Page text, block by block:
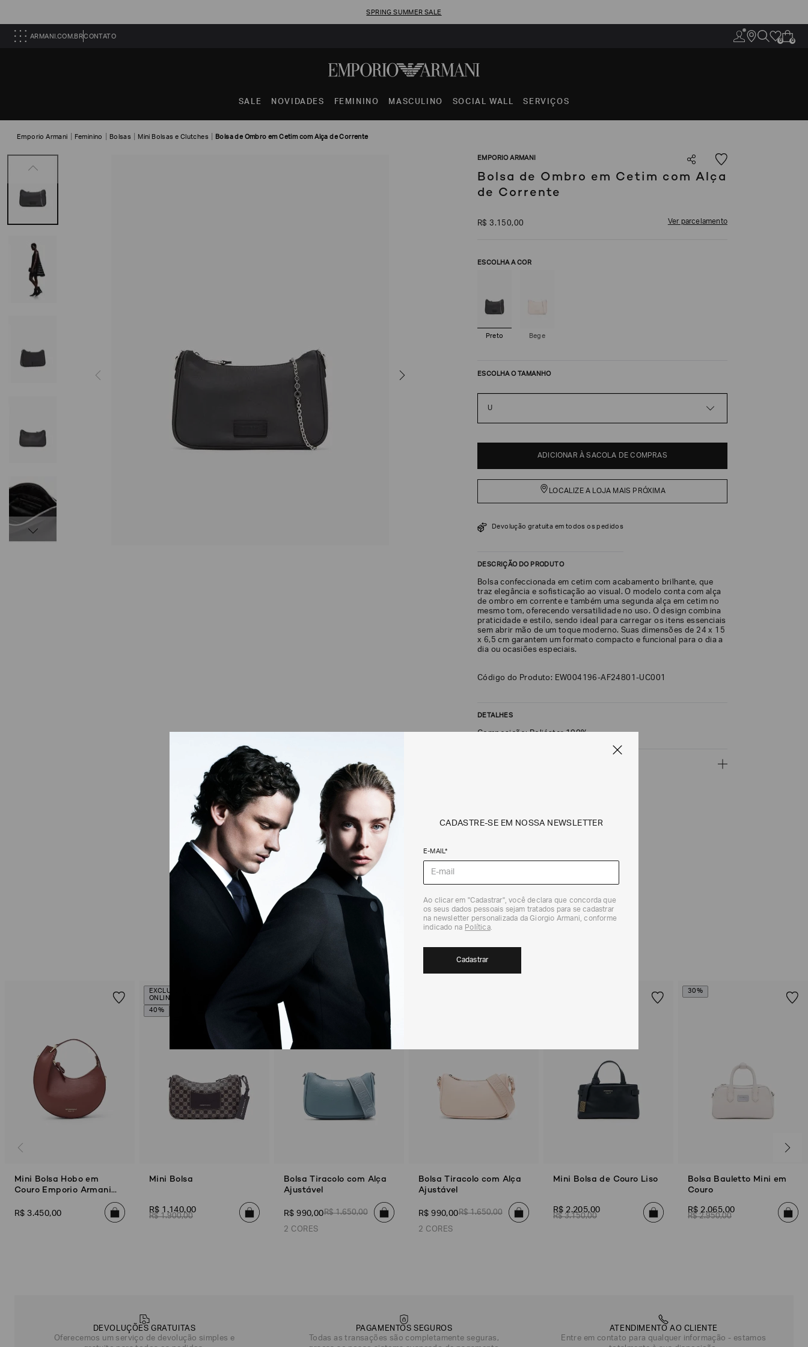
SPRING SUMMER SALE
ARMANI.COM.BRCONTATO
0 0
SALE NOVIDADES FEMININO MASCULINO SOCIAL WALL SERVIÇOS
Emporio Armani Feminino Bolsas Mini Bolsas e Clutches Bolsa de Ombro em Cetim com Alça de Corrente
EMPORIO ARMANI
Bolsa de Ombro em Cetim com Alça
de Corrente
R$ 3.150,00 Ver parcelamento
ESCOLHA A COR
Preto Bege
ESCOLHA O TAMANHO
U
ADICIONAR À SACOLA DE COMPRAS
LOCALIZE A LOJA MAIS PRÓXIMA
Devolução gratuita em todos os pedidos
DESCRIÇÃO DO PRODUTO
Bolsa confeccionada em cetim com acabamento brilhante, que
traz elegância e sofisticação ao visual. O modelo conta com alça
de ombro em corrente e também uma segunda alça em cetim no
mesmo tom, oferecendo versatilidade no uso. O design combina
praticidade e estilo, sendo ideal para carregar os itens essenciais
sem abrir mão de um toque moderno. Suas dimensões de 24 x 15
x 6,5 cm garantem um formato compacto e funcional para o dia a
dia ou ocasiões especiais.
Código do Produto: EW004196-AF24801-UC001
DETALHES
Composição: Poliéster 100%
DEVOLUÇÃO
Para a Devolução de produtos, o prazo é de até 7 (sete) dias corridos,
contados do recebimento dos Produtos. E a troca pode ser feita em até 30
(trinta) dias corridos, a partir do seu recebimento sem custos adicionais.
Política de Trocas e Devoluções
RECOMENDADOS
Mini Bolsa Hobo em
Couro Emporio Armani
R$ 3.450,00
EXCLUSIVIDADE
ONLINE
40%
Mini Bolsa
R$ 1 .140,00
R$ 1.900,00
40%
Bolsa Tiracolo com Alça
Ajustável
R$ 990,00R$ 1.650,00
2 CORES
Bolsa Tiracolo com Alça
Ajustável
R$ 990,00R$ 1.650,00
2 CORES
Mini Bolsa de Couro Liso
R$ 2.205,00
R$ 3.150,00
30%
Bolsa Bauletto Mini em
Couro
R$ 2.065,00
R$ 2.950,00
DEVOLUÇÕES GRATUITAS
Oferecemos um serviço de devolução simples e
PAGAMENTOS SEGUROS
Todas as transações são completamente seguras,
ATENDIMENTO AO CLIENTE
Entre em contato para qualquer informação - estamos
CADASTRE-SE EM NOSSA NEWSLETTER
E-MAIL*
Ao clicar em "Cadastrar", você declara que concorda que
os seus dados pessoais sejam tratados para se cadastrar
na newsletter personalizada da Giorgio Armani, conforme
indicado na Política.
Cadastrar
NOME*